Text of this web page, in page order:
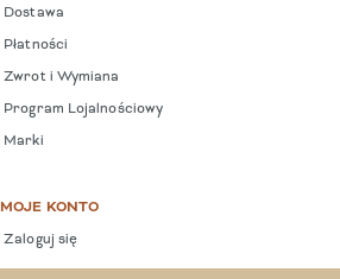
Dostawa
Płatności
Zwrot i Wymiana
Program Lojalnościowy
Marki
MOJE KONTO
Zaloguj się